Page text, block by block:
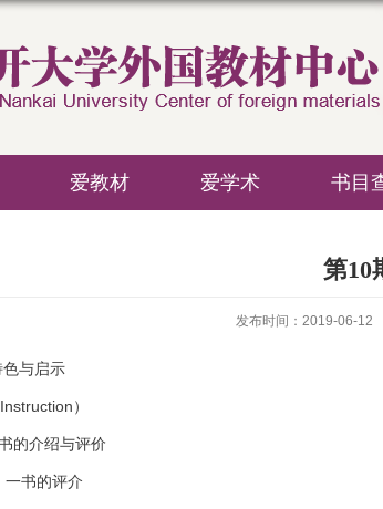
爱教材 爱学术 书目
第10
发布时间：2019-06-12
与启示
）
的介绍与评价
一书的评介